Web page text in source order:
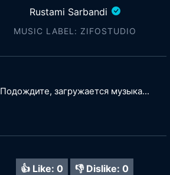
Rustami Sarbandi
MUSIC LABEL: ZIFOSTUDIO
Подождите, загружается музыка...
👍 Like: 0 👎 Dislike: 0